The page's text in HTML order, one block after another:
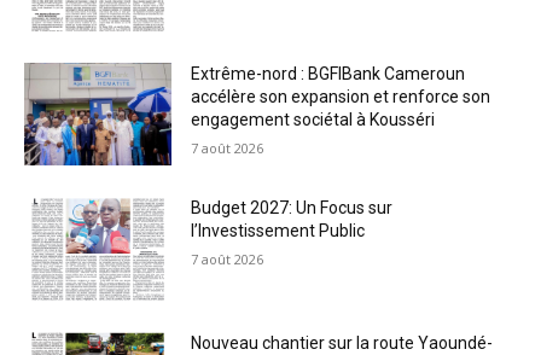
Extrême-nord : BGFIBank Cameroun
accélère son expansion et renforce son
engagement sociétal à Kousséri
7 août 2026
Budget 2027: Un Focus sur
l’Investissement Public
7 août 2026
Nouveau chantier sur la route Yaoundé-